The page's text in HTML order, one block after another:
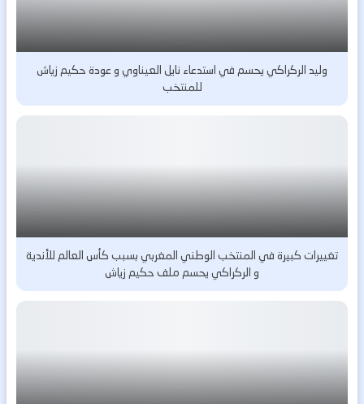
وليد الركراكي يحسم في استدعاء نايل العيناوي و عودة حكيم زياش
للمنتخب
تغييرات كبيرة في المنتخب الوطني المغربي بسبب كأس العالم للأندية
و الركراكي يحسم ملف حكيم زياش